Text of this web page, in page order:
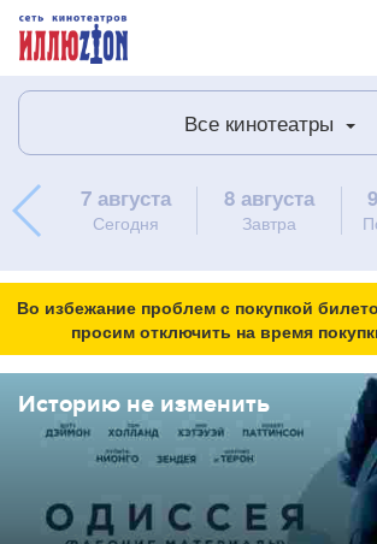
Все кинотеатры
7 августа
Сегодня
8 августа
Завтра
Во избежание проблем с покупкой
просим отключить на время
Историю не изменить